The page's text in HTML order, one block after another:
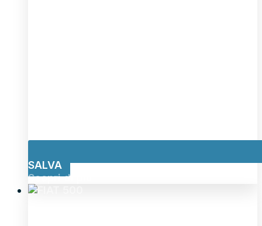
SALVA
Scopri di più